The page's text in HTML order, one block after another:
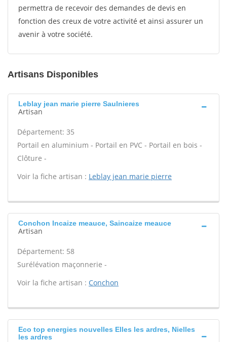
permettra de recevoir des demandes de devis en
fonction des creux de votre activité et ainsi assurer un
avenir à votre société.
Artisans Disponibles
Leblay jean marie pierre Saulnieres
Artisan
Département: 35
Portail en aluminium - Portail en PVC - Portail en bois -
Clôture -
Voir la fiche artisan : Leblay jean marie pierre
Conchon Incaize meauce, Saincaize meauce
Artisan
Département: 58
Surélévation maçonnerie -
Voir la fiche artisan : Conchon
Eco top energies nouvelles Elles les ardres, Nielles
les ardres